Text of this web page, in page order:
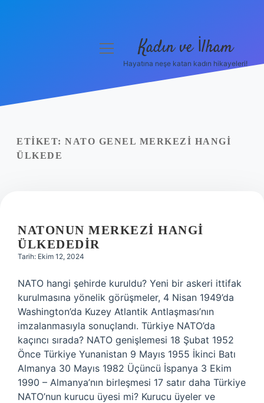
Yasal Uyarı
menüyü
Kadın ve İlham
Hayatına neşe katan kadın hikayeleri!
ETIKET: NATO GENEL MERKEZI HANGI
ÜLKEDE
NATONUN MERKEZI HANGI
ÜLKEDEDIR
Tarih: Ekim 12, 2024
NATO hangi şehirde kuruldu? Yeni bir askeri ittifak
kurulmasına yönelik görüşmeler, 4 Nisan 1949’da
Washington’da Kuzey Atlantik Antlaşması’nın
imzalanmasıyla sonuçlandı. Türkiye NATO’da
kaçıncı sırada? NATO genişlemesi 18 Şubat 1952
Önce Türkiye Yunanistan 9 Mayıs 1955 İkinci Batı
Almanya 30 Mayıs 1982 Üçüncü İspanya 3 Ekim
1990 – Almanya’nın birleşmesi 17 satır daha Türkiye
NATO’nun kurucu üyesi mi? Kurucu üyeler ve